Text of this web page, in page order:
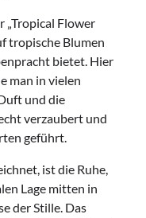
„Tropical Flower
tropische Blumen
bietet. Hier
man in vielen
und die
verzaubert und
geführt.
ist die Ruhe,
Lage mitten in
der Stille. Das